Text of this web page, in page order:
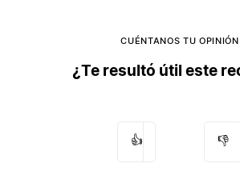
CUÉNTANOS TU OPINIÓN
¿Te resultó útil este
👍 👎